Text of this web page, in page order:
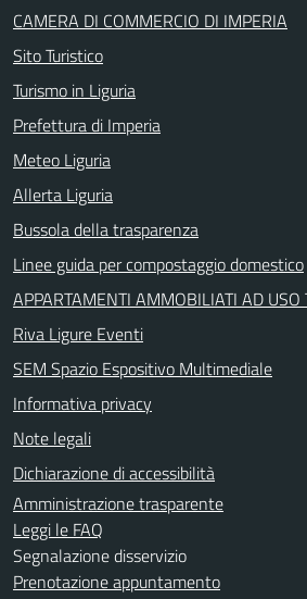
CAMERA DI COMMERCIO DI IMPERIA
Sito Turistico
Turismo in Liguria
Prefettura di Imperia
Meteo Liguria
Allerta Liguria
Bussola della trasparenza
Linee guida per compostaggio domestico
APPARTAMENTI AMMOBILIATI AD USO
Riva Ligure Eventi
SEM Spazio Espositivo Multimediale
Informativa privacy
Note legali
Dichiarazione di accessibilità
Amministrazione trasparente
Leggi le FAQ
Segnalazione disservizio
Prenotazione appuntamento